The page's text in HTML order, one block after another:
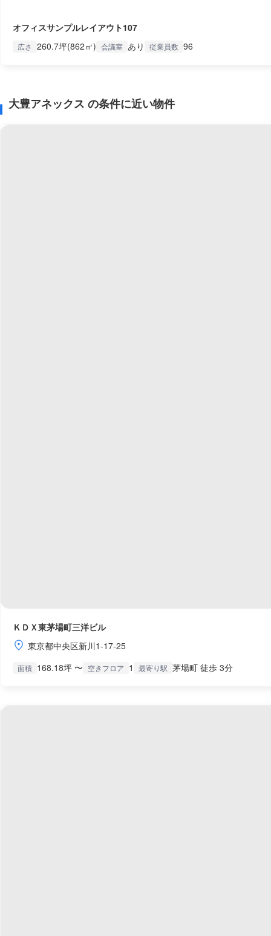
オフィスサンプルレイアウト107
広さ 260.7坪(862㎡) 会議室 あり 従業員数 96
大豊アネックス の条件に近い物件
ＫＤＸ東茅場町三洋ビル
東京都中央区新川1-17-25
面積 168.18坪 〜 空きフロア 1 最寄り駅 茅場町 徒歩 3分